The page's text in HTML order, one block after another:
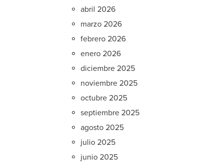
abril 2026
marzo 2026
febrero 2026
enero 2026
diciembre 2025
noviembre 2025
octubre 2025
septiembre 2025
agosto 2025
julio 2025
junio 2025